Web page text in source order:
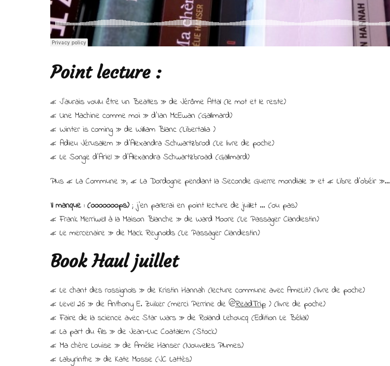
Point lecture :
« J’aurais voulu être un Beatles » de Jérôme Attal (le mot et le reste)
« Une Machine comme moi » d’Ian McEwan (Gallimard)
« Winter is coming » de William Blanc (Libertalia )
« Adieu Jérusalem » d’Alexandra Schwartzbrod (Le livre de poche)
« Le Songe d’Ariel » d’Alexandra Schwartzbroad (Gallimard)
Plus « La Commune », « La Dordogne pendant la Seconde Guerre mondiale » et « Libre d’obéir »…
Il manque : (ooooooops); j’en parlerai en point lecture de juillet … (ou pas)
« Frank Merriwell à la Maison Blanche » de Ward Moore (Le Passager Clandestin)
« Le mercenaire » de Mack Reynolds (Le Passager Clandestin)
Book Haul juillet
« Le chant des rossignols » de Kristin Hannah (lecture commune avec AmeLit) (livre de poche)
« Level 26 » de Anthony E. Zuiker (merci Perrine de @ReadTrip ) (livre de poche)
« Faire de la science avec Star Wars » de Roland Lehoucq (Edition Le Bélial)
« La part du fils » de Jean-Luc Coatalem (Stock)
« Ma chère Louise » de Amélie Hanser (Nouvelles Plumes)
« Labyrinthe » de Kate Mosse (JC Lattès)